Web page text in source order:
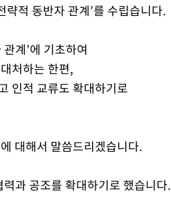
략적 동반자 관계’를 수립습니다.
계’에 기초하여
처하는 한편,
인적 교류도 확대하기로
대해서 말씀드리겠습니다.
과 공조를 확대하기로 했습니다.